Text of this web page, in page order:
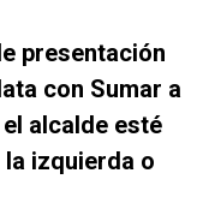
presentación
con Sumar a
alcalde esté
izquierda o